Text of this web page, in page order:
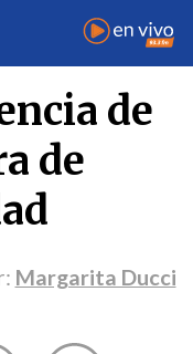
de
de
Margarita Ducci